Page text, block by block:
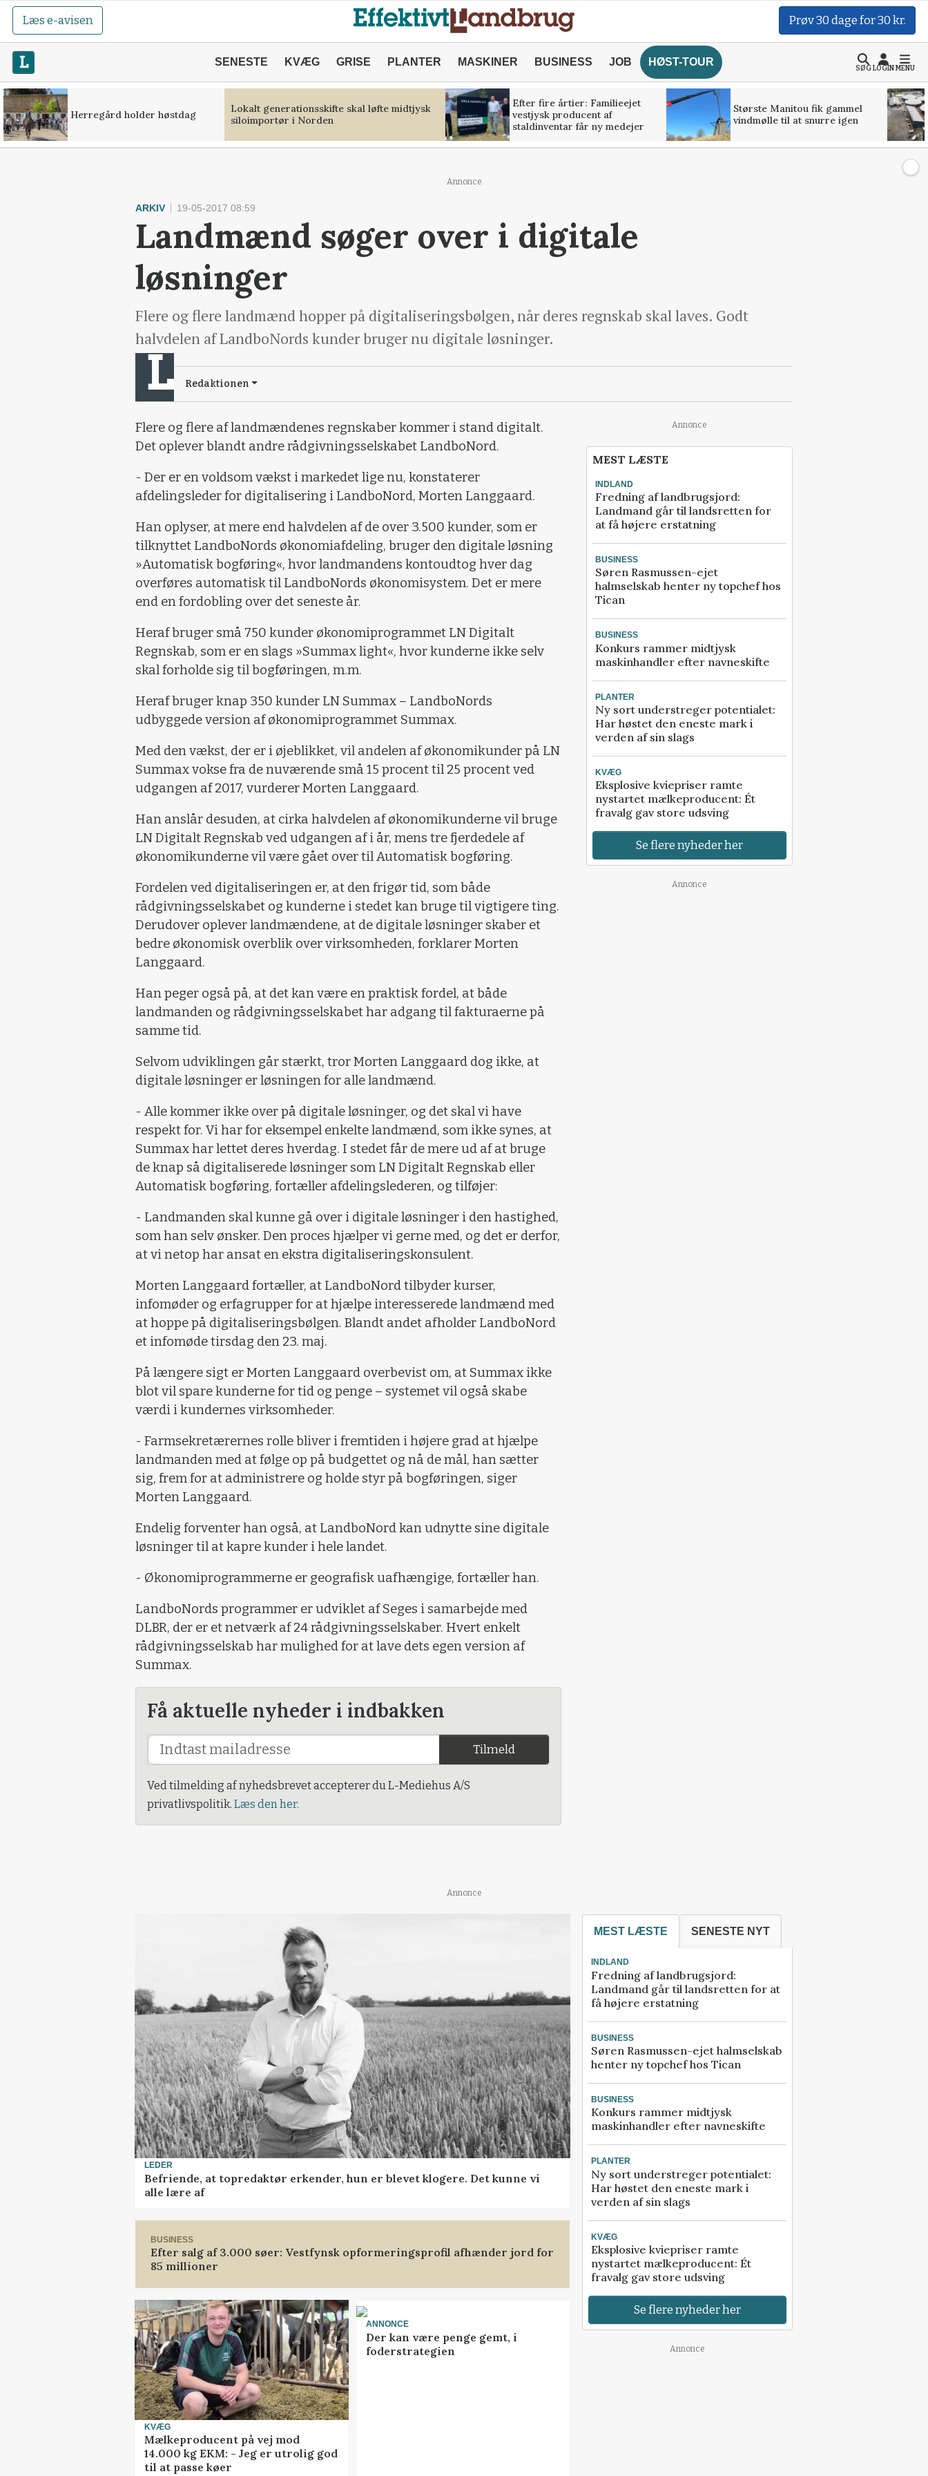
Læs e-avisen Prøv 30 dage for 30 kr.
SENESTE KVÆG GRISE PLANTER MASKINER BUSINESS JOB HØST-TOUR
SØGLOGINMENU
Herregård holder høstdag
Lokalt generationsskifte skal løfte midtjysk
siloimportør i Norden
Efter fire årtier: Familieejet
vestjysk producent af
staldinventar får ny medejer
Største Manitou fik gammel
vindmølle til at snurre igen
Annonce
ARKIV 19-05-2017 08:59
Landmænd søger over i digitale
løsninger
Flere og flere landmænd hopper på digitaliseringsbølgen, når deres regnskab skal laves. Godt
halvdelen af LandboNords kunder bruger nu digitale løsninger.
Redaktionen
Flere og flere af landmændenes regnskaber kommer i stand digitalt.
Det oplever blandt andre rådgivningsselskabet LandboNord.
- Der er en voldsom vækst i markedet lige nu, konstaterer
afdelingsleder for digitalisering i LandboNord, Morten Langgaard.
Han oplyser, at mere end halvdelen af de over 3.500 kunder, som er
tilknyttet LandboNords økonomiafdeling, bruger den digitale løsning
»Automatisk bogføring«, hvor landmandens kontoudtog hver dag
overføres automatisk til LandboNords økonomisystem. Det er mere
end en fordobling over det seneste år.
Heraf bruger små 750 kunder økonomiprogrammet LN Digitalt
Regnskab, som er en slags »Summax light«, hvor kunderne ikke selv
skal forholde sig til bogføringen, m.m.
Heraf bruger knap 350 kunder LN Summax – LandboNords
udbyggede version af økonomiprogrammet Summax.
Med den vækst, der er i øjeblikket, vil andelen af økonomikunder på LN
Summax vokse fra de nuværende små 15 procent til 25 procent ved
udgangen af 2017, vurderer Morten Langgaard.
Han anslår desuden, at cirka halvdelen af økonomikunderne vil bruge
LN Digitalt Regnskab ved udgangen af i år, mens tre fjerdedele af
økonomikunderne vil være gået over til Automatisk bogføring.
Fordelen ved digitaliseringen er, at den frigør tid, som både
rådgivningsselskabet og kunderne i stedet kan bruge til vigtigere ting.
Derudover oplever landmændene, at de digitale løsninger skaber et
bedre økonomisk overblik over virksomheden, forklarer Morten
Langgaard.
Han peger også på, at det kan være en praktisk fordel, at både
landmanden og rådgivningsselskabet har adgang til fakturaerne på
samme tid.
Selvom udviklingen går stærkt, tror Morten Langgaard dog ikke, at
digitale løsninger er løsningen for alle landmænd.
- Alle kommer ikke over på digitale løsninger, og det skal vi have
respekt for. Vi har for eksempel enkelte landmænd, som ikke synes, at
Summax har lettet deres hverdag. I stedet får de mere ud af at bruge
de knap så digitaliserede løsninger som LN Digitalt Regnskab eller
Automatisk bogføring, fortæller afdelingslederen, og tilføjer:
- Landmanden skal kunne gå over i digitale løsninger i den hastighed,
som han selv ønsker. Den proces hjælper vi gerne med, og det er derfor,
at vi netop har ansat en ekstra digitaliseringskonsulent.
Morten Langgaard fortæller, at LandboNord tilbyder kurser,
infomøder og erfagrupper for at hjælpe interesserede landmænd med
at hoppe på digitaliseringsbølgen. Blandt andet afholder LandboNord
et infomøde tirsdag den 23. maj.
På længere sigt er Morten Langgaard overbevist om, at Summax ikke
blot vil spare kunderne for tid og penge – systemet vil også skabe
værdi i kundernes virksomheder.
- Farmsekretærernes rolle bliver i fremtiden i højere grad at hjælpe
landmanden med at følge op på budgettet og nå de mål, han sætter
sig, frem for at administrere og holde styr på bogføringen, siger
Morten Langgaard.
Endelig forventer han også, at LandboNord kan udnytte sine digitale
løsninger til at kapre kunder i hele landet.
- Økonomiprogrammerne er geografisk uafhængige, fortæller han.
LandboNords programmer er udviklet af Seges i samarbejde med
DLBR, der er et netværk af 24 rådgivningsselskaber. Hvert enkelt
rådgivningsselskab har mulighed for at lave dets egen version af
Summax.
Få aktuelle nyheder i indbakken
Tilmeld
Ved tilmelding af nyhedsbrevet accepterer du L-Mediehus A/S
privatlivspolitik. Læs den her.
Annonce
MEST LÆSTE
INDLAND
Fredning af landbrugsjord:
Landmand går til landsretten for
at få højere erstatning
BUSINESS
Søren Rasmussen-ejet
halmselskab henter ny topchef hos
Tican
BUSINESS
Konkurs rammer midtjysk
maskinhandler efter navneskifte
PLANTER
Ny sort understreger potentialet:
Har høstet den eneste mark i
verden af sin slags
KVÆG
Eksplosive kviepriser ramte
nystartet mælkeproducent: Ét
fravalg gav store udsving
Se flere nyheder her
Annonce
Annonce
LEDER
Befriende, at topredaktør erkender, hun er blevet klogere. Det kunne vi
alle lære af
BUSINESS
Efter salg af 3.000 søer: Vestfynsk opformeringsprofil afhænder jord for
85 millioner
KVÆG
Mælkeproducent på vej mod
14.000 kg EKM: - Jeg er utrolig god
til at passe køer
ANNONCE
Der kan være penge gemt, i
foderstrategien
MEST LÆSTE SENESTE NYT
INDLAND
Fredning af landbrugsjord:
Landmand går til landsretten for at
få højere erstatning
BUSINESS
Søren Rasmussen-ejet halmselskab
henter ny topchef hos Tican
BUSINESS
Konkurs rammer midtjysk
maskinhandler efter navneskifte
PLANTER
Ny sort understreger potentialet:
Har høstet den eneste mark i
verden af sin slags
KVÆG
Eksplosive kviepriser ramte
nystartet mælkeproducent: Ét
fravalg gav store udsving
Se flere nyheder her
Annonce